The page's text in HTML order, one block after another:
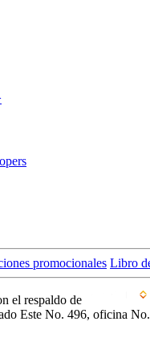
promocionales Libro
el respaldo de
Este No. 496, oficina